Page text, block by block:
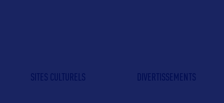
SITES CULTURELS DIVERTISSEMENTS